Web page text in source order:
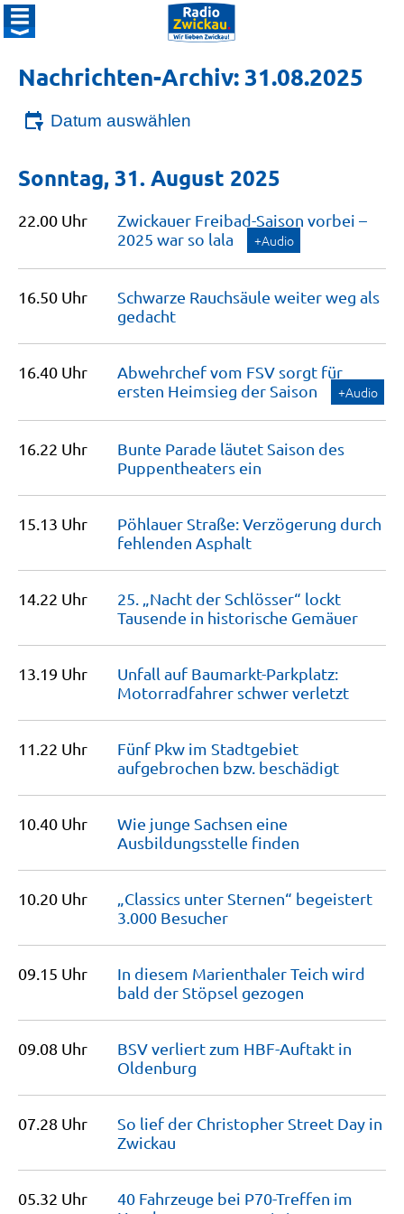
Nachrichten-Archiv: 31.08.2025
Datum auswählen
Sonntag, 31. August 2025
22.00 Uhr
Zwickauer Freibad-Saison vorbei –
2025 war so lala +Audio
16.50 Uhr
Schwarze Rauchsäule weiter weg als
gedacht
16.40 Uhr
Abwehrchef vom FSV sorgt für
ersten Heimsieg der Saison +Audio
16.22 Uhr
Bunte Parade läutet Saison des
Puppentheaters ein
15.13 Uhr
Pöhlauer Straße: Verzögerung durch
fehlenden Asphalt
14.22 Uhr
25. „Nacht der Schlösser“ lockt
Tausende in historische Gemäuer
13.19 Uhr
Unfall auf Baumarkt-Parkplatz:
Motorradfahrer schwerverletzt
11.22 Uhr
Fünf Pkw im Stadtgebiet
aufgebrochen bzw. beschädigt
10.40 Uhr
Wie junge Sachsen eine
Ausbildungsstelle finden
10.20 Uhr
„Classics unter Sternen“ begeistert
3.000 Besucher
09.15 Uhr
In diesem Marienthaler Teich wird
bald der Stöpsel gezogen
09.08 Uhr
BSV verliert zum HBF-Auftakt in
Oldenburg
07.28 Uhr
So lief der Christopher Street Day in
Zwickau
05.32 Uhr
40 Fahrzeuge bei P70-Treffen im